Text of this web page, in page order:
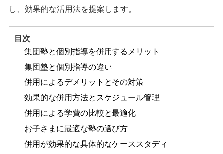
し、効果的な活用法を提案します。
目次
集団塾と個別指導を併用するメリット
集団塾と個別指導の違い
併用によるデメリットとその対策
効果的な併用方法とスケジュール管理
併用による学費の比較と最適化
お子さまに最適な塾の選び方
併用が効果的な具体的なケーススタディ